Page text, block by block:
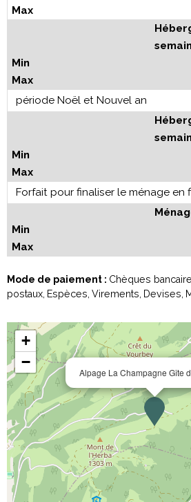
période Noël et Nouvel an
Forfait pour finaliser le ménage en
Mode de paiement : Chèques
postaux Espèces Virements Devises
Alpage La Champagne Gîte
+
−